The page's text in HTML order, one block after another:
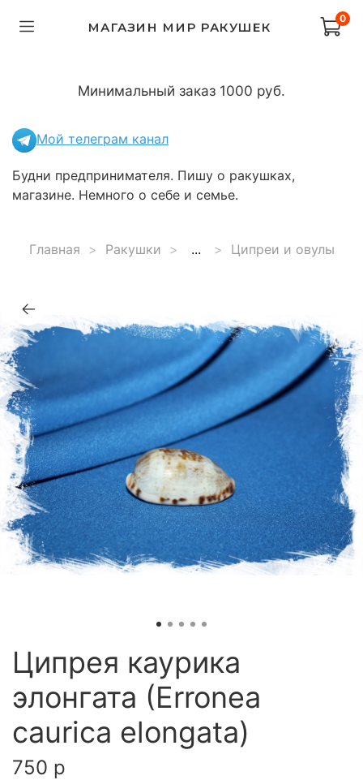
МАГАЗИН МИР РАКУШЕК
0
Минимальный заказ 1000 руб.
Мой телеграм канал
Будни предпринимателя. Пишу о ракушках,
магазине. Немного о себе и семье.
Главная Ракушки ... Ципреи и овулы
Ципрея каурика
элонгата (Erronea
caurica elongata)
750 р